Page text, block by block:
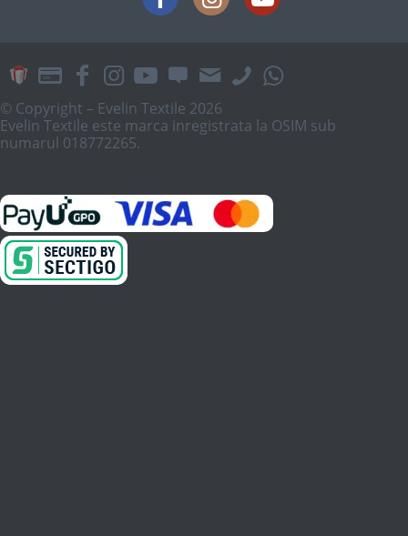
© Copyright – Evelin Textile 2026
Evelin Textile este marca inregistrata la OSIM sub
numarul 018772265.